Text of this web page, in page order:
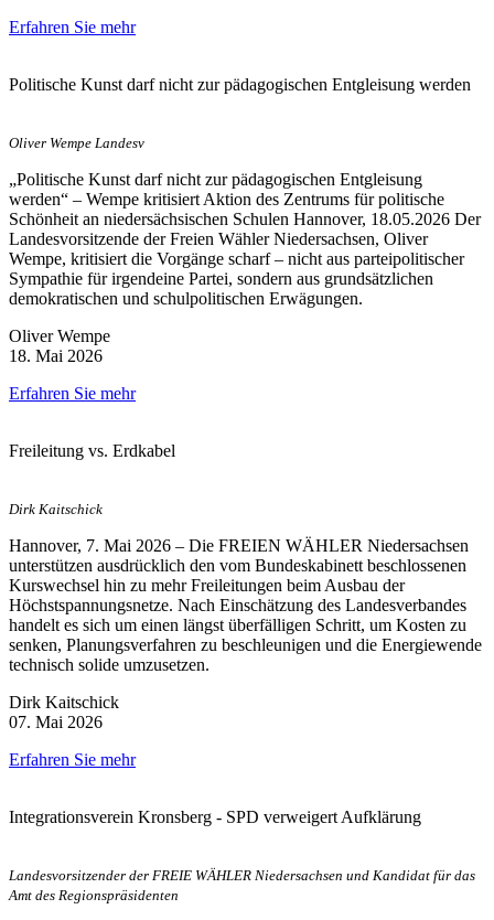
Erfahren Sie mehr
Politische Kunst darf nicht zur pädagogischen Entgleisung werden
Oliver Wempe Landesv
„Politische Kunst darf nicht zur pädagogischen Entgleisung
werden“ – Wempe kritisiert Aktion des Zentrums für politische
Schönheit an niedersächsischen Schulen Hannover, 18.05.2026 Der
Landesvorsitzende der Freien Wähler Niedersachsen, Oliver
Wempe, kritisiert die Vorgänge scharf – nicht aus parteipolitischer
Sympathie für irgendeine Partei, sondern aus grundsätzlichen
demokratischen und schulpolitischen Erwägungen.
Oliver Wempe
18. Mai 2026
Erfahren Sie mehr
Freileitung vs. Erdkabel
Dirk Kaitschick
Hannover, 7. Mai 2026 – Die FREIEN WÄHLER Niedersachsen
unterstützen ausdrücklich den vom Bundeskabinett beschlossenen
Kurswechsel hin zu mehr Freileitungen beim Ausbau der
Höchstspannungsnetze. Nach Einschätzung des Landesverbandes
handelt es sich um einen längst überfälligen Schritt, um Kosten zu
senken, Planungsverfahren zu beschleunigen und die Energiewende
technisch solide umzusetzen.
Dirk Kaitschick
07. Mai 2026
Erfahren Sie mehr
Integrationsverein Kronsberg - SPD verweigert Aufklärung
Landesvorsitzender der FREIE WÄHLER Niedersachsen und Kandidat für das
Amt des Regionspräsidenten